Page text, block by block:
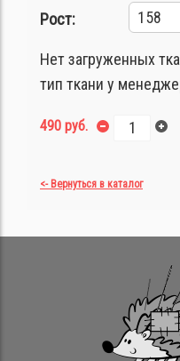
Рост:
Нет загруженных
тип ткани у
490 руб.
<- Вернуться в каталог